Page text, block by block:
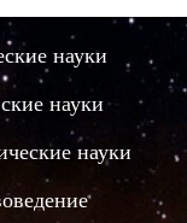
науки
науки
науки